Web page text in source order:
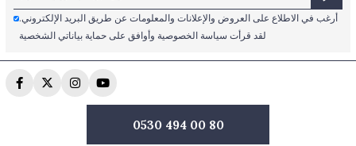
أرغب في الاطلاع على العروض والإعلانات والمعلومات عن طريق البريد الإلكتروني.
لقد قرأت سياسة الخصوصية وأوافق على حماية بياناتي الشخصية
0530 494 00 80